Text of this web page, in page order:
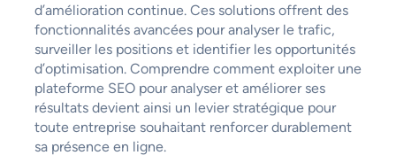
d’amélioration continue. Ces solutions offrent des
fonctionnalités avancées pour analyser le trafic,
surveiller les positions et identifier les opportunités
d’optimisation. Comprendre comment exploiter une
plateforme SEO pour analyser et améliorer ses
résultats devient ainsi un levier stratégique pour
toute entreprise souhaitant renforcer durablement
sa présence en ligne.